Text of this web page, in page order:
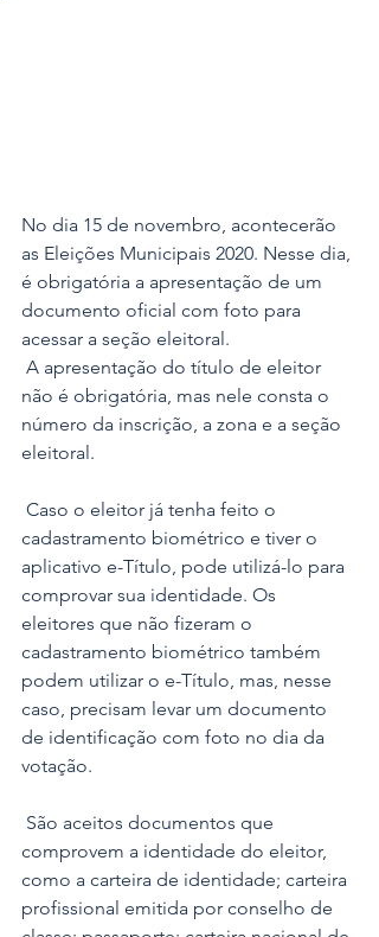
No dia 15 de novembro, acontecerão
as Eleições Municipais 2020. Nesse dia,
é obrigatória a apresentação de um
documento oficial com foto para
acessar a seção eleitoral.
não é obrigatória, mas nele consta o
número da inscrição, a zona e a seção
eleitoral.
cadastramento biométrico e tiver o
aplicativo e-Título, pode utilizá-lo para
comprovar sua identidade. Os
eleitores que não fizeram o
cadastramento biométrico também
podem utilizar o e-Título, mas, nesse
caso, precisam levar um documento
de identificação com foto no dia da
votação.
comprovem a identidade do eleitor,
como a carteira de identidade; carteira
profissional emitida por conselho de